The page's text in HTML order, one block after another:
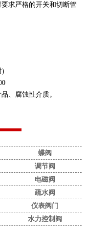
求严格的开关和切断管
、腐蚀性介质。
蝶阀
调节阀
电磁阀
疏水阀
仪表阀门
水力控制阀